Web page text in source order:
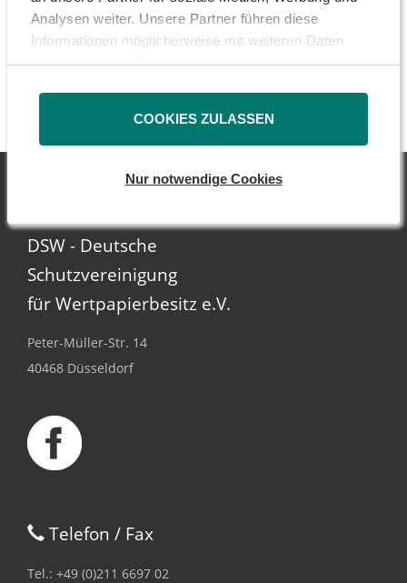
Analysen weiter. Unsere Partner führen diese
Informationen möglicherweise mit weiteren Daten
zusammen, die Sie ihnen bereitgestellt haben oder die
COOKIES ZULASSEN
Nur notwendige Cookies
11.05.2012 stattfinden wird, eine
Sonderprüfung zu beantragen, um eventuelle
DSW - Deutsche
Schutzvereinigung
für Wertpapierbesitz e.V.
Peter-Müller-Str. 14
40468 Düsseldorf
Telefon / Fax
Tel.: +49 (0)211 6697 02